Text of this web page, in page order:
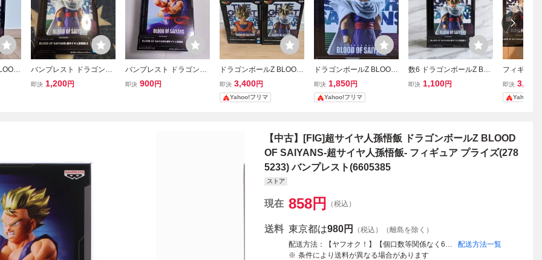
バンプレスト ドラゴンボ
ールZ BLOOD OF SAIYA
即決 1,200円
バンプレスト ドラゴンボ
ールZ BLOOD OF SAIYA
即決 900円
ドラゴンボールZ BLOOD
OF SAIYANS フィギュア
2種セット 孫悟飯 孫悟空
即決 3,400円
Yahoo!フリマ
ドラゴンボールZ BLOOD
OF SAIYANS 超サイヤ人
孫悟飯 Ⅱ フィギュア バ
ンプレスト ドラゴンボー
即決 1,850円
Yahoo!フリマ
数6 ドラゴンボールZ BLO
OD OF SAIYANS -超サイ
即決 1,100円
フィギュア
ルZ 孫悟空
D OF
即決 3,500
Yahoo!フ
【中古】[FIG]超サイヤ人孫悟飯 ドラゴンボールZ BLOOD
OF SAIYANS-超サイヤ人孫悟飯- フィギュア プライズ(278
5233) バンプレスト(6605385
ストア
現在 858円 （税込）
送料 東京都は980円
（税込）（離島を除く）
配送方法
【ヤフオク！】【個口数等関係なく6点毎に送料をいただきます】佐川急便/日本郵便※配送業者の指定不可
配送方法一覧
条件により送料が異なる場合があります